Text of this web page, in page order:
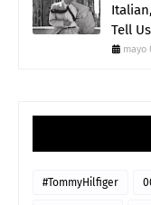
Tell
mayo
#TommyHilfiger